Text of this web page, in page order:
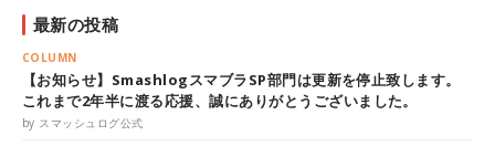
最新の投稿
COLUMN
【お知らせ】SmashlogスマブラSP部門は更新を停止致します。
これまで2年半に渡る応援、誠にありがとうございました。
by スマッシュログ公式